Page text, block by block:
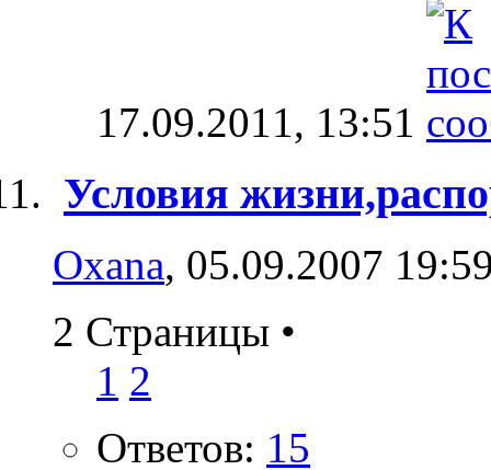
17.09.2011, 13:51
Условия
Oxana, 05.09.2007
2 Страницы •
1 2
Ответов: 15